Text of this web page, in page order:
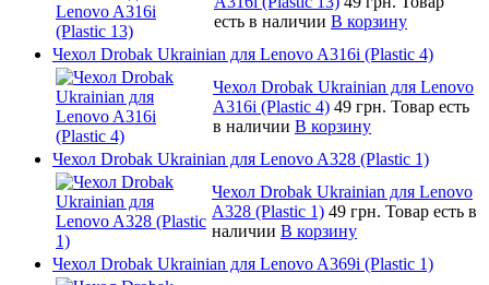
есть в наличии В корзину
Чехол Drobak Ukrainian для Lenovo A316i (Plastic 4)
Чехол Drobak Ukrainian для Lenovo
A316i (Plastic 4) 49 грн. Товар есть
в наличии В корзину
Чехол Drobak Ukrainian для Lenovo A328 (Plastic 1)
Чехол Drobak Ukrainian для Lenovo
A328 (Plastic 1) 49 грн. Товар есть в
наличии В корзину
Чехол Drobak Ukrainian для Lenovo A369i (Plastic 1)